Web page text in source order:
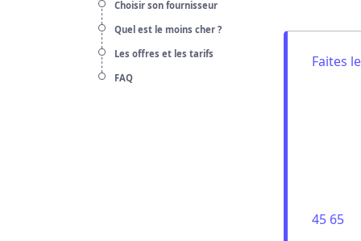
Choisir son fournisseur
Quel est le moins cher ?
Les offres et les tarifs
FAQ
Faites
45 65